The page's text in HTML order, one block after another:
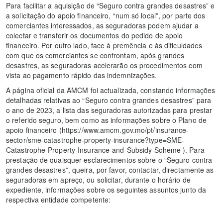
Para facilitar a aquisição de “Seguro contra grandes desastres” e
a solicitação do apoio financeiro, “num só local”, por parte dos
comerciantes interessados, as seguradoras podem ajudar a
colectar e transferir os documentos do pedido de apoio
financeiro. Por outro lado, face à premência e às dificuldades
com que os comerciantes se confrontam, após grandes
desastres, as seguradoras acelerarão os procedimentos com
vista ao pagamento rápido das indemnizações.
A página oficial da AMCM foi actualizada, constando informações
detalhadas relativas ao “Seguro contra grandes desastres” para
o ano de 2023, a lista das seguradoras autorizadas para prestar
o referido seguro, bem como as informações sobre o Plano de
apoio financeiro (https://www.amcm.gov.mo/pt/insurance-
sector/sme-catastrophe-property-insurance?type=SME-
Catastrophe-Property-Insurance-and-Subsidy-Scheme ). Para
prestação de quaisquer esclarecimentos sobre o “Seguro contra
grandes desastres”, queira, por favor, contactar, directamente as
seguradoras em apreço, ou solicitar, durante o horário de
expediente, informações sobre os seguintes assuntos junto da
respectiva entidade competente: